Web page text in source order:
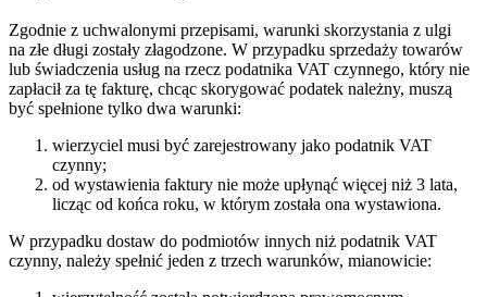
Zgodnie z uchwalonymi przepisami, warunki skorzystania z ulgi
na złe długi zostały złagodzone. W przypadku sprzedaży towarów
lub świadczenia usług na rzecz podatnika VAT czynnego, który nie
zapłacił za tę fakturę, chcąc skorygować podatek należny, muszą
być spełnione tylko dwa warunki:
wierzyciel musi być zarejestrowany jako podatnik VAT
czynny;
od wystawienia faktury nie może upłynąć więcej niż 3 lata,
licząc od końca roku, w którym została ona wystawiona.
W przypadku dostaw do podmiotów innych niż podatnik VAT
czynny, należy spełnić jeden z trzech warunków, mianowicie: